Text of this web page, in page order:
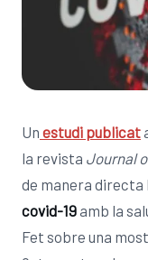
Un estudi publicat
la revista Journal
de manera directa
covid-19 amb la
Fet sobre una